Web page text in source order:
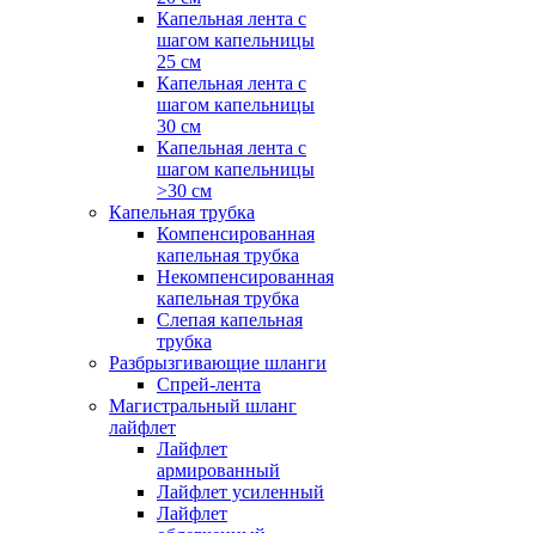
Капельная лента с
шагом капельницы
25 см
Капельная лента с
шагом капельницы
30 см
Капельная лента с
шагом капельницы
>30 см
Капельная трубка
Компенсированная
капельная трубка
Некомпенсированная
капельная трубка
Слепая капельная
трубка
Разбрызгивающие шланги
Спрей-лента
Магистральный шланг
лайфлет
Лайфлет
армированный
Лайфлет усиленный
Лайфлет